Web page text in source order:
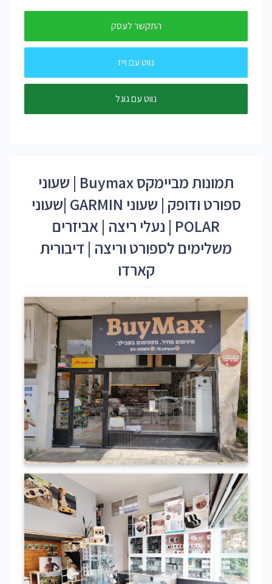
התקשר לעסק
נווט עם וייז
נווט עם גוגל
תמונות מביימקס Buymax | שעוני
ספורט ודופק | שעוני GARMIN |שעוני
POLAR | נעלי ריצה | אביזרים
משלימים לספורט וריצה | דיבורית
קארדו